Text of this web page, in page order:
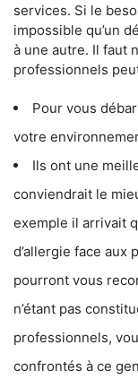
services. Si le
impossible qu’un
à une autre. Il faut
professionnels
Pour vous
votre
Ils ont une
conviendrait le
exemple il arrivait
d’allergie face aux
pourront vous
n’étant pas
professionnels,
confrontés à ce